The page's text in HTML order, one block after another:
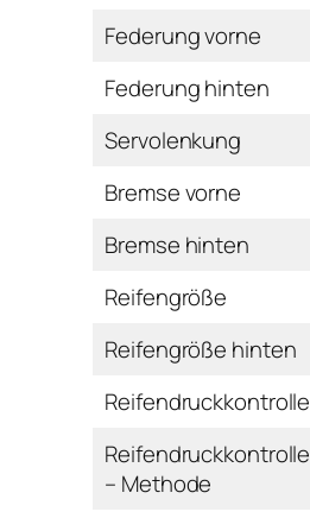
Federung vorne
Federung hinten
Servolenkung
Bremse vorne
Bremse hinten
Reifengröße
Reifengröße hinten
Reifendruckkontrolle
Reifendruckkontrolle
– Methode